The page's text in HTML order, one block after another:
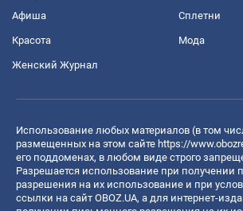
Афиша Сплетни
Красота Мода
Женский Журнал
Использование любых материалов (в том
размещенных на этом сайте https://
его поддоменах, в любом виде строго
Разрешается использование при получении
разрешения на их использование и при
ссылки на сайт OBOZ.UA, а для интернет-